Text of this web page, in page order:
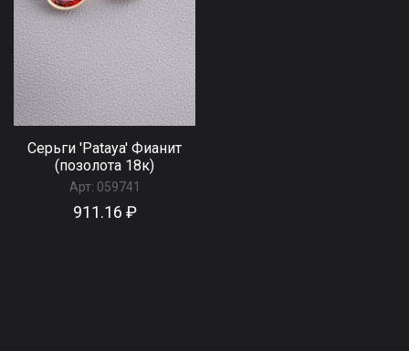
Серьги 'Pataya' Фианит
(позолота 18к)
Арт: 059741
911.16 ₽